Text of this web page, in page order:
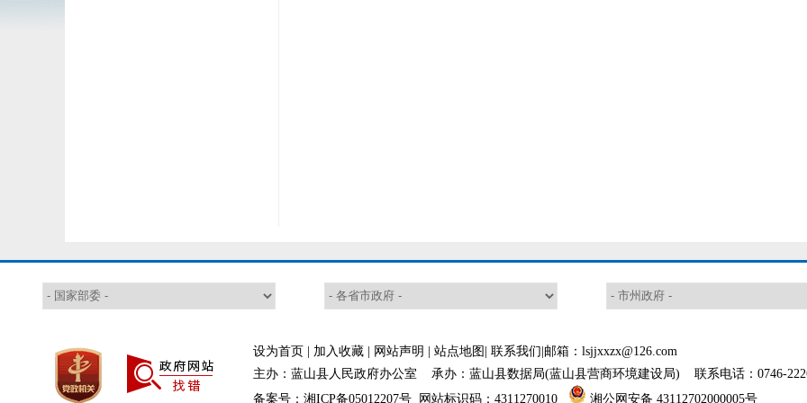
设为首页 加入收藏 网站声明 站点地图 联系我们 |邮箱：lsjjxxzx@126.com
主办：蓝山县人民政府办公室 承办：蓝山县数据局(蓝山县营商环境建设局) 联系电话：0746-
备案号：湘ICP备05012207号 网站标识码：4311270010 湘公网安备 43112702000005号